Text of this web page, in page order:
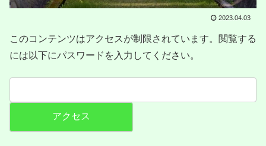
2023.04.03
このコンテンツはアクセスが制限されています。閲覧する
には以下にパスワードを入力してください。